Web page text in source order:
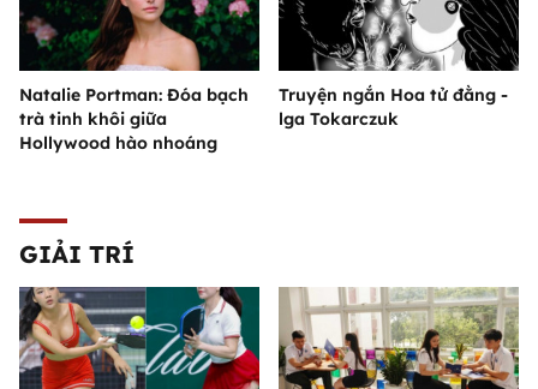
Natalie Portman: Đóa bạch
trà tinh khôi giữa
Hollywood hào nhoáng
Truyện ngắn Hoa tử đằng -
lga Tokarczuk
GIẢI TRÍ